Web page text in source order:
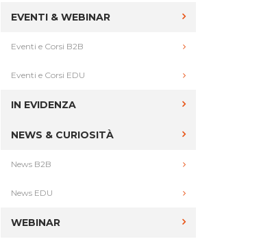
EVENTI & WEBINAR
Eventi e Corsi B2B
Eventi e Corsi EDU
IN EVIDENZA
NEWS & CURIOSITÀ
News B2B
News EDU
WEBINAR